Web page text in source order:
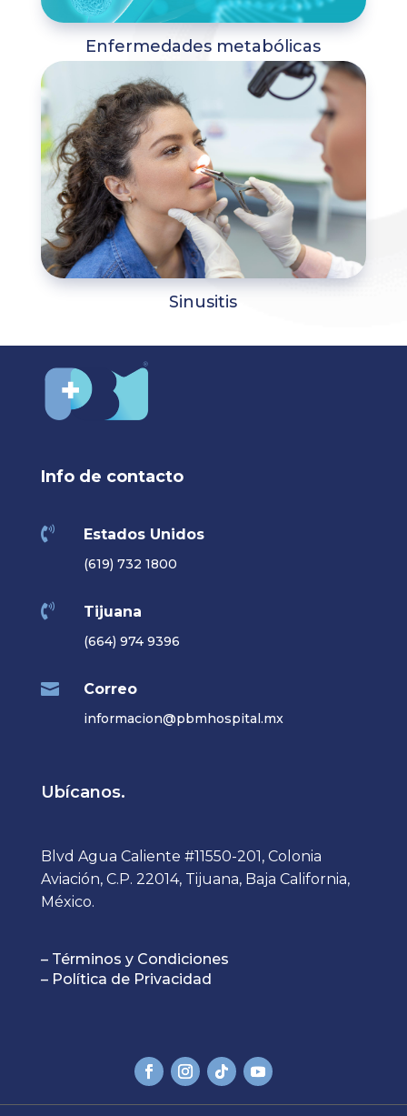
Enfermedades metabólicas
Sinusitis
Info de contacto
 Estados Unidos
(619) 732 1800
 Tijuana
(664) 974 9396
 Correo
informacion@pbmhospital.mx
Ubícanos.
Blvd Agua Caliente #11550-201, Colonia
Aviación, C.P. 22014, Tijuana, Baja California,
México.
– Términos y Condiciones
– Política de Privacidad